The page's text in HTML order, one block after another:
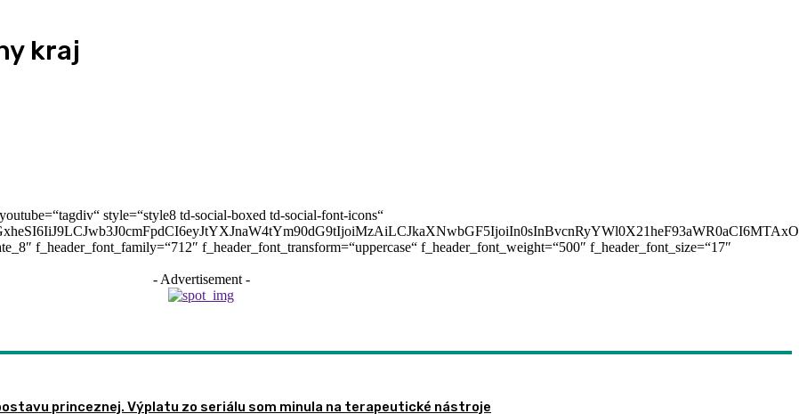
kraj
style=“style8 td-social-boxed td-social-font-icons“
f_header_font_family=“712″ f_header_font_transform=“uppercase“ f_header_font_weight=“500″ f_header_font_size=“17″
- Advertisement -
princeznej. Výplatu zo seriálu som minula na terapeutické nástroje